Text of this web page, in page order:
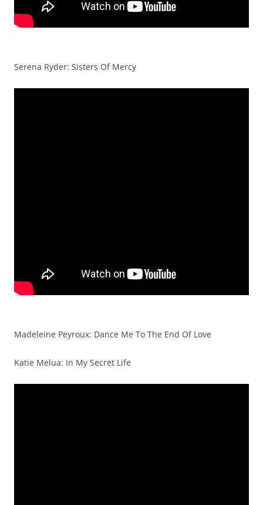
Serena Ryder: Sisters Of Mercy
Madeleine Peyroux: Dance Me To The End Of Love
Katie Melua: In My Secret Life